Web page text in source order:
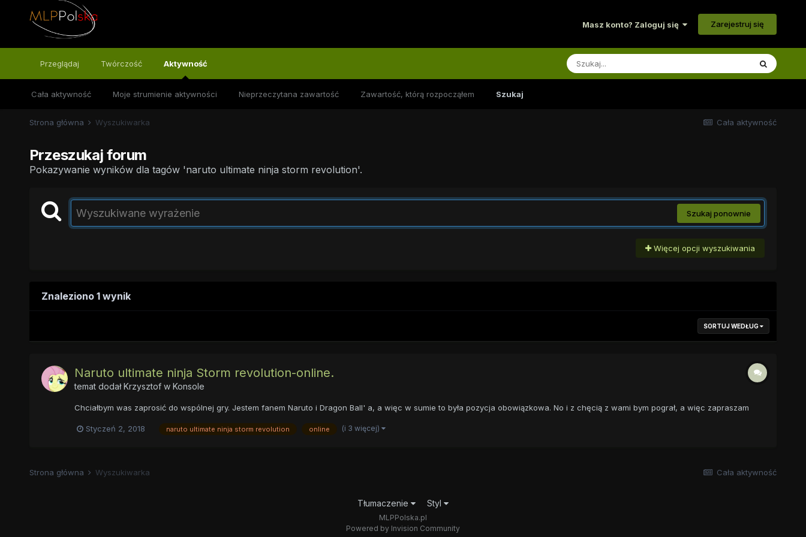
Masz konto? Zaloguj się Zarejestruj się
Przeglądaj Twórczość Aktywność
Cała aktywność Moje strumienie aktywności Nieprzeczytana zawartość Zawartość, którą rozpocząłem Szukaj
Cała aktywność
Strona główna Wyszukiwarka
Przeszukaj forum
Pokazywanie wyników dla tagów 'naruto ultimate ninja storm revolution'.
Szukaj ponownie
Więcej opcji wyszukiwania
Znaleziono 1 wynik
SORTUJ WEDŁUG
Naruto ultimate ninja Storm revolution-online.
temat dodałKrzysztofw Konsole
Chciałbym was zaprosić do wspólnej gry. Jestem fanem Naruto i Dragon Ball' a, a więc w sumie to była pozycja obowiązkowa. No i z chęcią z wami bym pograł, a więc zapraszam
Styczeń 2, 2018 naruto ultimate ninja storm revolution online (i 3 więcej)
Cała aktywność
Strona główna Wyszukiwarka
Tłumaczenie Styl
MLPPolska.pl
Powered by Invision Community